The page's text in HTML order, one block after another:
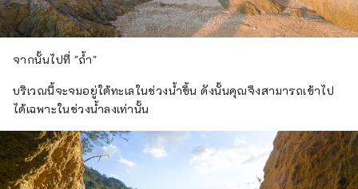
จากนั้นไปที่ "ถ้ำ"
บริเวณนี้จะจมอยู่ใต้ทะเลในช่วงน้ำขึ้น ดังนั้นคุณจึงสามารถเข้าไป
ได้เฉพาะในช่วงน้ำลงเท่านั้น